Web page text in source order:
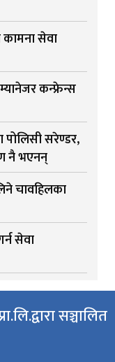
कामना सेवा
कन्फ्रेन्स
पोलिसी सरेण्डर,
नै भएनन्
चावहिलका
सेवा
सञ्चालित